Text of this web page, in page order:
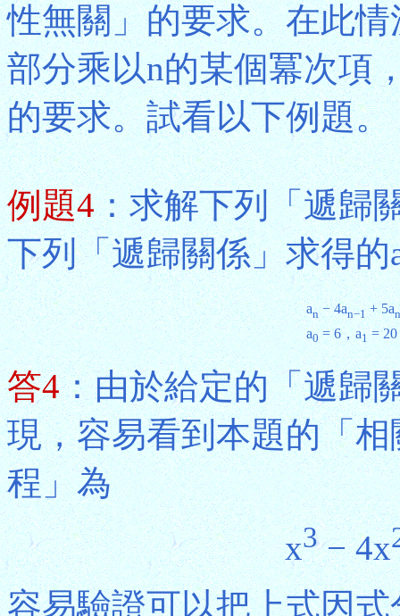
性無關」的要求。在此
部分乘以n的某個冪次項
的要求。試看以下例題。
例題4：求解下列「遞歸
下列「遞歸關係」求得的
an− 4an−1+ 5a
a0= 6，a1= 20
答4：由於給定的「遞歸
現，容易看到本題的「
程」為
x3− 4x
容易驗證可以把上式因式